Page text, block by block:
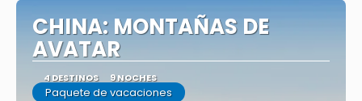
CHINA: MONTAÑAS DE
AVATAR
4 DESTINOS 9 NOCHES
Paquete de vacaciones